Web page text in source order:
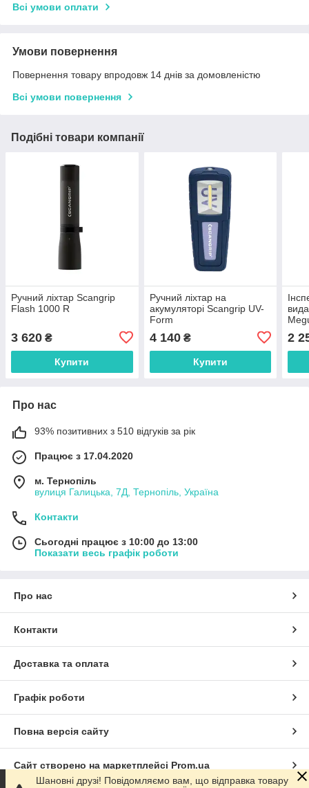
Всі умови оплати
Умови повернення
Повернення товару впродовж 14 днів за домовленістю
Всі умови повернення
Подібні товари компанії
Ручний ліхтар Scangrip
Flash 1000 R
3 620 ₴
Купити
Ручний ліхтар на
акумуляторі Scangrip UV-
Form
4 140₴
Купити
2
Про нас
93% позитивних з 510 відгуків за рік
Працює з 17.04.2020
м. Тернопіль
вулиця Галицька, 7Д, Тернопіль, Україна
Контакти
Сьогодні працює з 10:00 до 13:00
Показати весь графік роботи
Про нас
Контакти
Доставка та оплата
Графік роботи
Повна версія сайту
Сайт створено на маркетплейсі Prom.ua
Шановні друзі! Повідомляємо вам, що відправка товару